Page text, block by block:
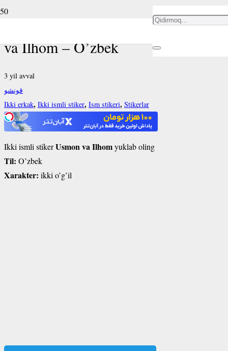
va Ilhom – O’zbek
3 yil avval
قونشو
Ikki erkak, Ikki ismli stiker, Ism stikeri, Stikerlar
Ikki ismli stikerUsmon va Ilhomyuklab oling
Til: O’zbek
Xarakter: ikki o’g’il